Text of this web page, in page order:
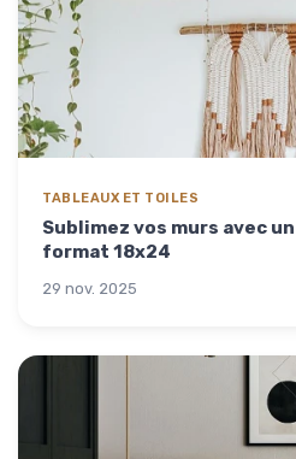
TABLEAUX ET TOILES
Sublimez vos murs avec
format 18x24
29 nov. 2025